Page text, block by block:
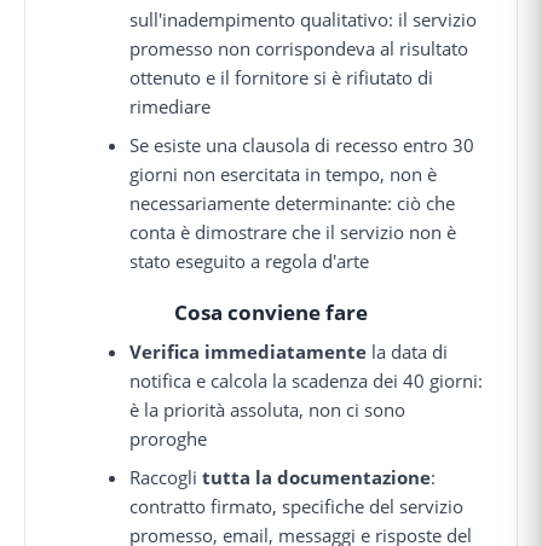
sull'inadempimento qualitativo: il servizio
promesso non corrispondeva al risultato
ottenuto e il fornitore si è rifiutato di
rimediare
Se esiste una clausola di recesso entro 30
giorni non esercitata in tempo, non è
necessariamente determinante: ciò che
conta è dimostrare che il servizio non è
stato eseguito a regola d'arte
Cosa conviene fare
Verifica immediatamente la data di
notifica e calcola la scadenza dei 40 giorni:
è la priorità assoluta, non ci sono
proroghe
Raccoglitutta la documentazione:
contratto firmato, specifiche del servizio
promesso, email, messaggi e risposte del